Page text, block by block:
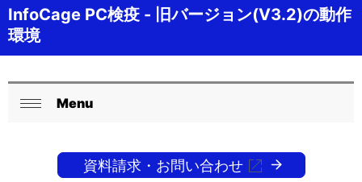
ゲ
ー
ョ
ト
内
の
現
InfoCage PC検疫 - 旧バージョン(V3.2)の動作
環境
ロ
Menu
資料請求・お問い合わせ